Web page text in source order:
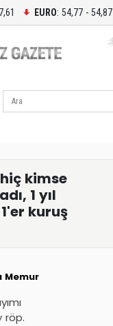
EURO: 54,77 - 54,87
Ara
kimse
1 yıl
kuruş
Memur
röp.